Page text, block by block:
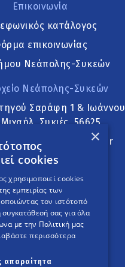
Επικοινωνία
κατάλογος
επικοινωνίας
Νεάπολης-Συκεών
Νεάπολης-Συκεών
Σαράφη 1 & Ιωάννου
Μιχαήλ, Συκιές, 56625
Ακολουθήστε
English Version
project
×
cookies
χρησιμοποιεί cookies
εμπειρίας των
τον ιστότοπό
σας για όλα
με την Πολιτική μας
περισσότερα
απαραίτητα